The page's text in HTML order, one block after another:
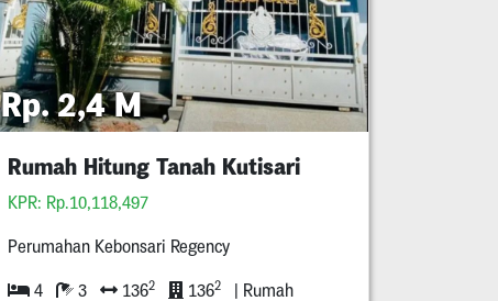
Rp. 2,4 M
Rumah Hitung Tanah Kutisari
KPR: Rp.10,118,497
Perumahan Kebonsari Regency
4 3 1362 1362 | Rumah